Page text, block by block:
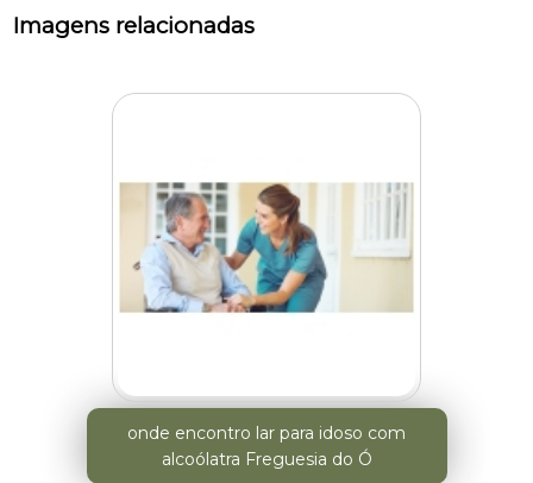
Imagens relacionadas
onde encontro lar para idoso com
alcoólatra Freguesia do Ó